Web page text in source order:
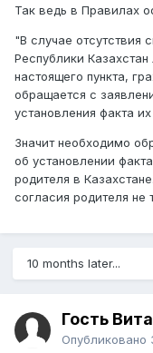
Так ведь в Правилах
"В случае отсутствия
Республики Казахстан
настоящего пункта,
обращается с
установления факта
Значит необходимо
об установлении
родителя в
согласия родителя не
10 months later...
Гость
Опубликовано